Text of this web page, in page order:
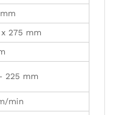
x 275 mm
225 mm
min